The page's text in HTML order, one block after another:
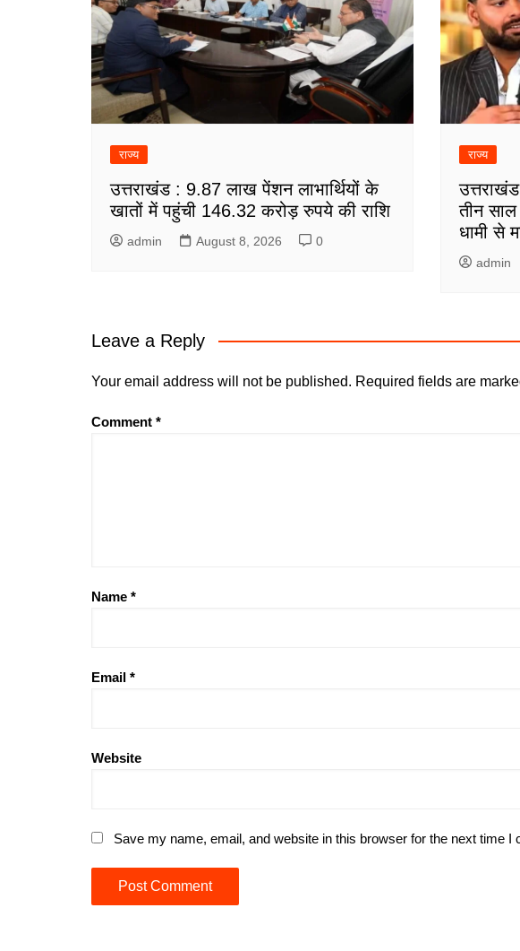
राज्य
उत्तराखंड : 9.87 लाख पेंशन लाभार्थियों के
खातों में पहुंची 146.32 करोड़ रुपये की राशि
admin August 8, 2026 0
राज्य
तीन
धामी से
admin
Leave a Reply
Your email address will not be published. Required fields are
Comment *
Name *
Email *
Website
Save my name, email, and website in this browser for the next time I